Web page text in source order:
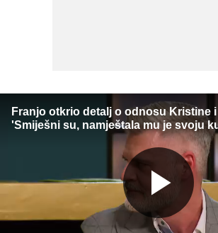
Franjo otkrio detalj o odnosu Kristine i
'Smiješni su, namještala mu je svoju